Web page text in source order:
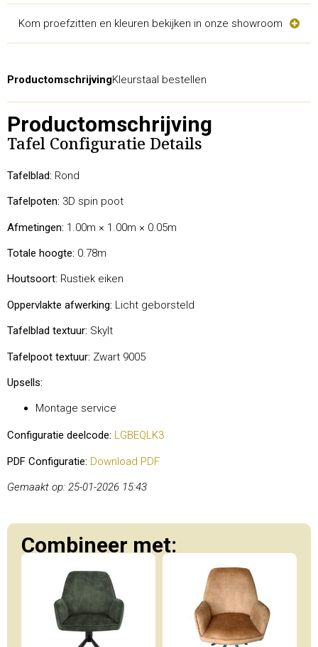
Kom proefzitten en kleuren bekijken in onze showroom
ProductomschrijvingKleurstaal bestellen
Productomschrijving
Tafel Configuratie Details
Tafelblad: Rond
Tafelpoten: 3D spin poot
Afmetingen: 1.00m × 1.00m × 0.05m
Totale hoogte: 0.78m
Houtsoort: Rustiek eiken
Oppervlakte afwerking: Licht geborsteld
Tafelblad textuur: Skylt
Tafelpoot textuur: Zwart 9005
Upsells:
Montage service
Configuratie deelcode: LGBEQLK3
PDF Configuratie: Download PDF
Gemaakt op: 25-01-2026 15:43
Combineer met: